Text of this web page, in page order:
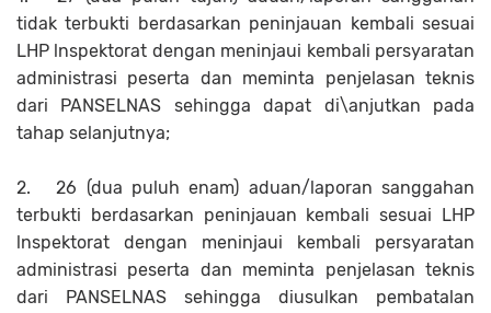
tidak terbukti berdasarkan peninjauan kembali sesuai
LHP lnspektorat dengan meninjaui kembali persyaratan
administrasi peserta dan meminta penjelasan teknis
dari PANSELNAS sehingga dapat di\anjutkan pada
tahap selanjutnya;
2.
26 (dua puluh enam) aduan/laporan sanggahan
terbukti berdasarkan peninjauan kembali sesuai LHP
lnspektorat dengan meninjaui kembali persyaratan
administrasi peserta dan meminta penjelasan teknis
dari PANSELNAS sehingga diusulkan pembatalan